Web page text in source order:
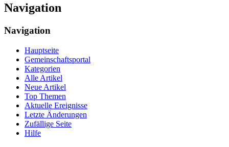
Navigation
Navigation
Hauptseite
Gemeinschaftsportal
Kategorien
Alle Artikel
Neue Artikel
Top Themen
Aktuelle Ereignisse
Letzte Änderungen
Zufällige Seite
Hilfe